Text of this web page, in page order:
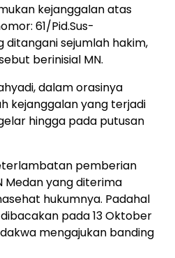
kejanggalan atas
61/Pid.Sus-
ditangani sejumlah hakim,
berinisial MN.
dalam orasinya
kejanggalan yang terjadi
hingga pada putusan
pemberian
Medan yang diterima
hukumnya. Padahal
pada 13 Oktober
mengajukan banding